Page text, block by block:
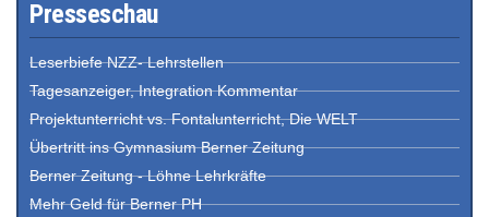
Presseschau
Leserbiefe NZZ- Lehrstellen
Tagesanzeiger, Integration Kommentar
Projektunterricht vs. Fontalunterricht, Die WELT
Übertritt ins Gymnasium Berner Zeitung
Berner Zeitung - Löhne Lehrkräfte
Mehr Geld für Berner PH